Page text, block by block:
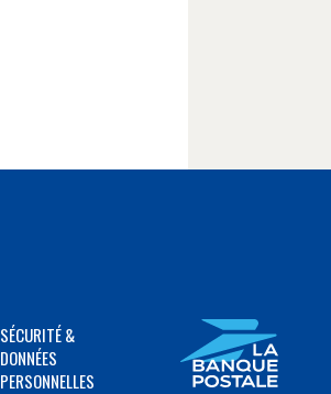
SÉCURITÉ &
DONNÉES
PERSONNELLES